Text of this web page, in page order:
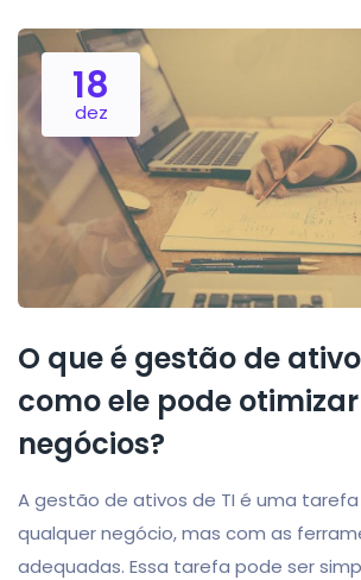
18
dez
O que é gestão de
como ele pode
negócios?
A gestão de ativos de TI é uma
qualquer negócio, mas com as
adequadas. Essa tarefa pode ser